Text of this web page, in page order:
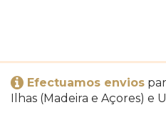
Efectuamos envios
Ilhas (Madeira e Açores) e